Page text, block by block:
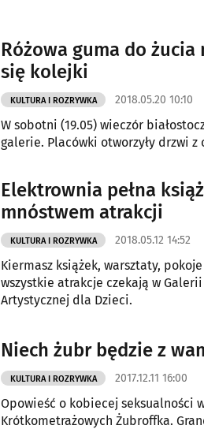
Różowa guma do
się kolejki
KULTURA I ROZRYWKA 2018.05.20 10:10
W sobotni (19.05) wieczór
galerie. Placówki otworzyły drzwi z
Elektrownia pełna
mnóstwem atrakcji
KULTURA I ROZRYWKA 2018.05.12 14:52
Kiermasz książek, warsztaty,
wszystkie atrakcje czekają w
Artystycznej dla Dzieci.
Niech żubr będzie z
KULTURA I ROZRYWKA 2017.12.11 16:00
Opowieść o kobiecej seksualności
Krótkometrażowych Żubroffka.